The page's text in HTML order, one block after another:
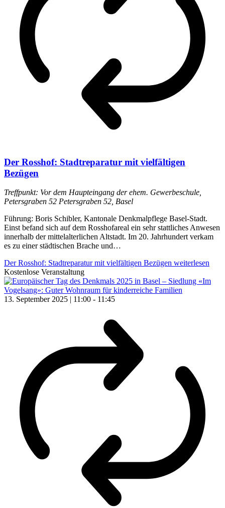
Der Rosshof: Stadtreparatur mit vielfältigen
Bezügen
Treffpunkt: Vor dem Haupteingang der ehem. Gewerbeschule,
Petersgraben 52 Petersgraben 52, Basel
Führung: Boris Schibler, Kantonale Denkmalpflege Basel-Stadt.
Einst befand sich auf dem Rosshofareal ein sehr stattliches Anwesen
innerhalb der mittelalterlichen Altstadt. Im 20. Jahrhundert verkam
es zu einer städtischen Brache und…
Der Rosshof: Stadtreparatur mit vielfältigen Bezügen weiterlesen
Kostenlose Veranstaltung
13. September 2025 | 11:00 - 11:45